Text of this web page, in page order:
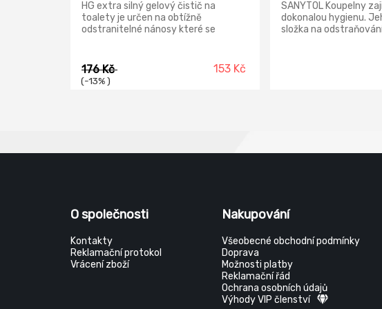
HG extra silný gelový čistič na
toalety je určen na obtížně
odstranitelné nánosy které se
přetrvávající vodní kámen, močový
kámen nebo jiné obtížně
odstranitelné usazeniny v klozetové
176 Kč
(-13% )
153 Kč
SANYTOL Koupelny
dokonalou hygienu.
složka na
mikroorganismů,
usazenin. Zahubí 99,9
O společnosti
Kontakty
Reklamační protokol
Vrácení zboží
Nakupování
Všeobecné obchodní podmínky
Doprava
Možnosti platby
Reklamační řád
Ochrana osobních údajů
Výhody VIP členství